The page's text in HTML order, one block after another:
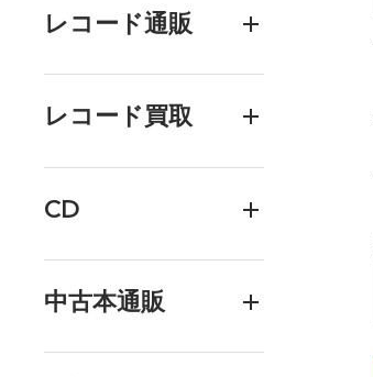
レコード通販
レコード買取
CD
中古本通販